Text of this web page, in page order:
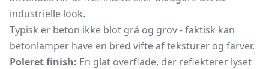
industrielle look.
Typisk er beton ikke blot grå og grov - faktisk kan
betonlamper have en bred vifte af teksturer og farver.
Poleret finish: En glat overflade, der reflekterer lyset